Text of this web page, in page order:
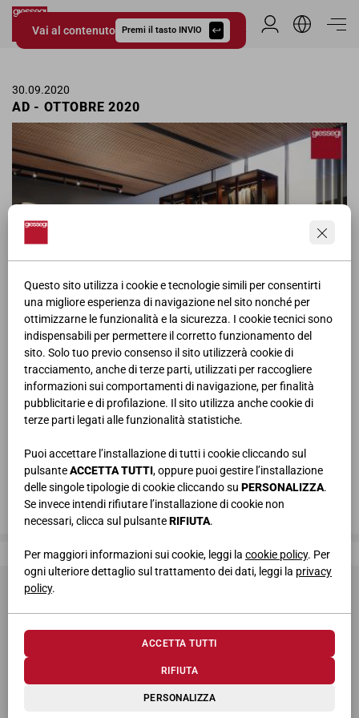
Questo sito utilizza i cookie e tecnologie simili per consentirti
una migliore esperienza di navigazione nel sito nonché per
ottimizzarne le funzionalità e la sicurezza. I cookie tecnici sono
indispensabili per permettere il corretto funzionamento del
sito. Solo tuo previo consenso il sito utilizzerà cookie di
tracciamento, anche di terze parti, utilizzati per raccogliere
informazioni sui comportamenti di navigazione, per finalità
pubblicitarie e di profilazione. Il sito utilizza anche cookie di
terze parti legati alle funzionalità statistiche.
Puoi accettare l’installazione di tutti i cookie cliccando sul
pulsanteACCETTA TUTTI, oppure puoi gestire l’installazione
delle singole tipologie di cookie cliccando su PERSONALIZZA.
Se invece intendi rifiutare l’installazione di cookie non
necessari, clicca sul pulsanteRIFIUTA.
Per maggiori informazioni sui cookie, leggi la cookie policy. Per
ogni ulteriore dettaglio sul trattamento dei dati, leggi la privacy
policy.
PERSONALIZZA
RIFIUTA
ACCETTA TUTTI
Vai al contenuto Premi il tasto INVIO
Giessegi.it
Area Riservata
30.09.2020
AD - OTTOBRE 2020
Pagina pubblicitaria delle cabine armadio Giessegi nella rivista AD
per il mese di Ottobre.
Giessegi, dove la qualità è di casa
© 2026 Giessegi Industria Mobili S.p.a. P.I. 00642760433
Via Bramante 39, 62010 Appignano MC (Italia)